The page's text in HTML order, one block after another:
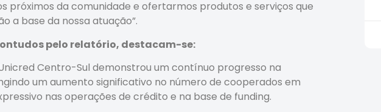
próximos da comunidade e ofertarmos produtos e serviços que
a base da nossa atuação”.
pelo relatório, destacam-se:
Centro-Sul demonstrou um contínuo progresso na
um aumento significativo no número de cooperados em
nas operações de crédito e na base de funding.